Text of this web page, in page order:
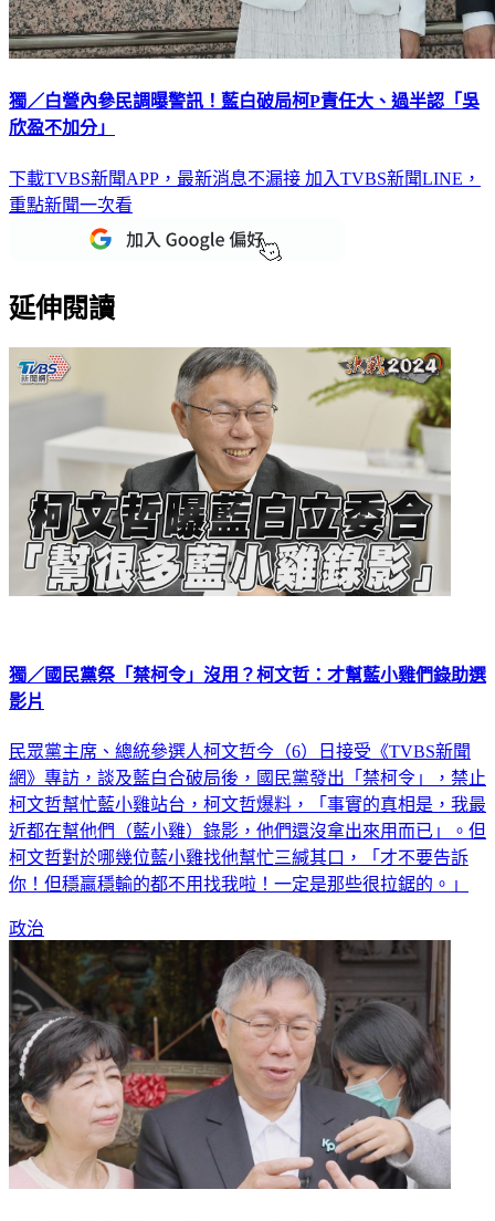
獨／白營內參民調曝警訊！藍白破局柯P責任大、過半認「吳
欣盈不加分」
下載TVBS新聞APP，最新消息不漏接 加入TVBS新聞LINE，
重點新聞一次看
延伸閱讀
獨／國民黨祭「禁柯令」沒用？柯文哲：才幫藍小雞們錄助選
影片
民眾黨主席、總統參選人柯文哲今（6）日接受《TVBS新聞
網》專訪，談及藍白合破局後，國民黨發出「禁柯令」，禁止
柯文哲幫忙藍小雞站台，柯文哲爆料，「事實的真相是，我最
近都在幫他們（藍小雞）錄影，他們還沒拿出來用而已」。但
柯文哲對於哪幾位藍小雞找他幫忙三緘其口，「才不要告訴
你！但穩贏穩輸的都不用找我啦！一定是那些很拉鋸的。」
政治